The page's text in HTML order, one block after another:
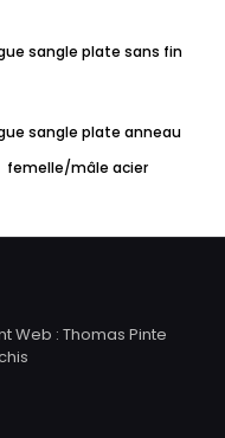
sangle plate sans fin
sangle plate anneau
femelle/mâle acier
Web : Thomas Pinte